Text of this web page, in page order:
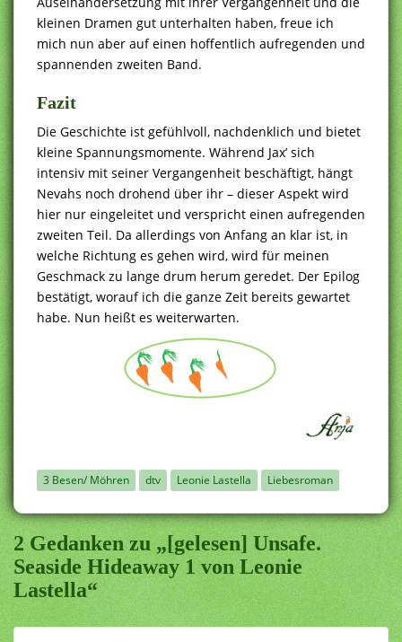
kleinen Dramen gut unterhalten haben, freue ich
mich nun aber auf einen hoffentlich aufregenden und
spannenden zweiten Band.
Fazit
Die Geschichte ist gefühlvoll, nachdenklich und bietet
kleine Spannungsmomente. Während Jax’ sich
intensiv mit seiner Vergangenheit beschäftigt, hängt
Nevahs noch drohend über ihr – dieser Aspekt wird
hier nur eingeleitet und verspricht einen aufregenden
zweiten Teil. Da allerdings von Anfang an klar ist, in
welche Richtung es gehen wird, wird für meinen
Geschmack zu lange drum herum geredet. Der Epilog
bestätigt, worauf ich die ganze Zeit bereits gewartet
habe. Nun heißt es weiterwarten.
3 Besen/ Möhren dtv Leonie Lastella Liebesroman
2 Gedanken zu „[gelesen] Unsafe.
Seaside Hideaway 1 von Leonie
Lastella“